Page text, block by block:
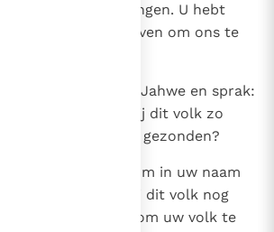
Farao en zijn hovelingen. U hebt
in de hand gegeven om ons te
zich weer tot Jahwe en sprak:
behandelt Gij dit volk zo
hebt Ge mij dan gezonden?
Farao gegaan ben om in uw naam
behandelt hij dit volk nog
doet maar niets om uw volk te